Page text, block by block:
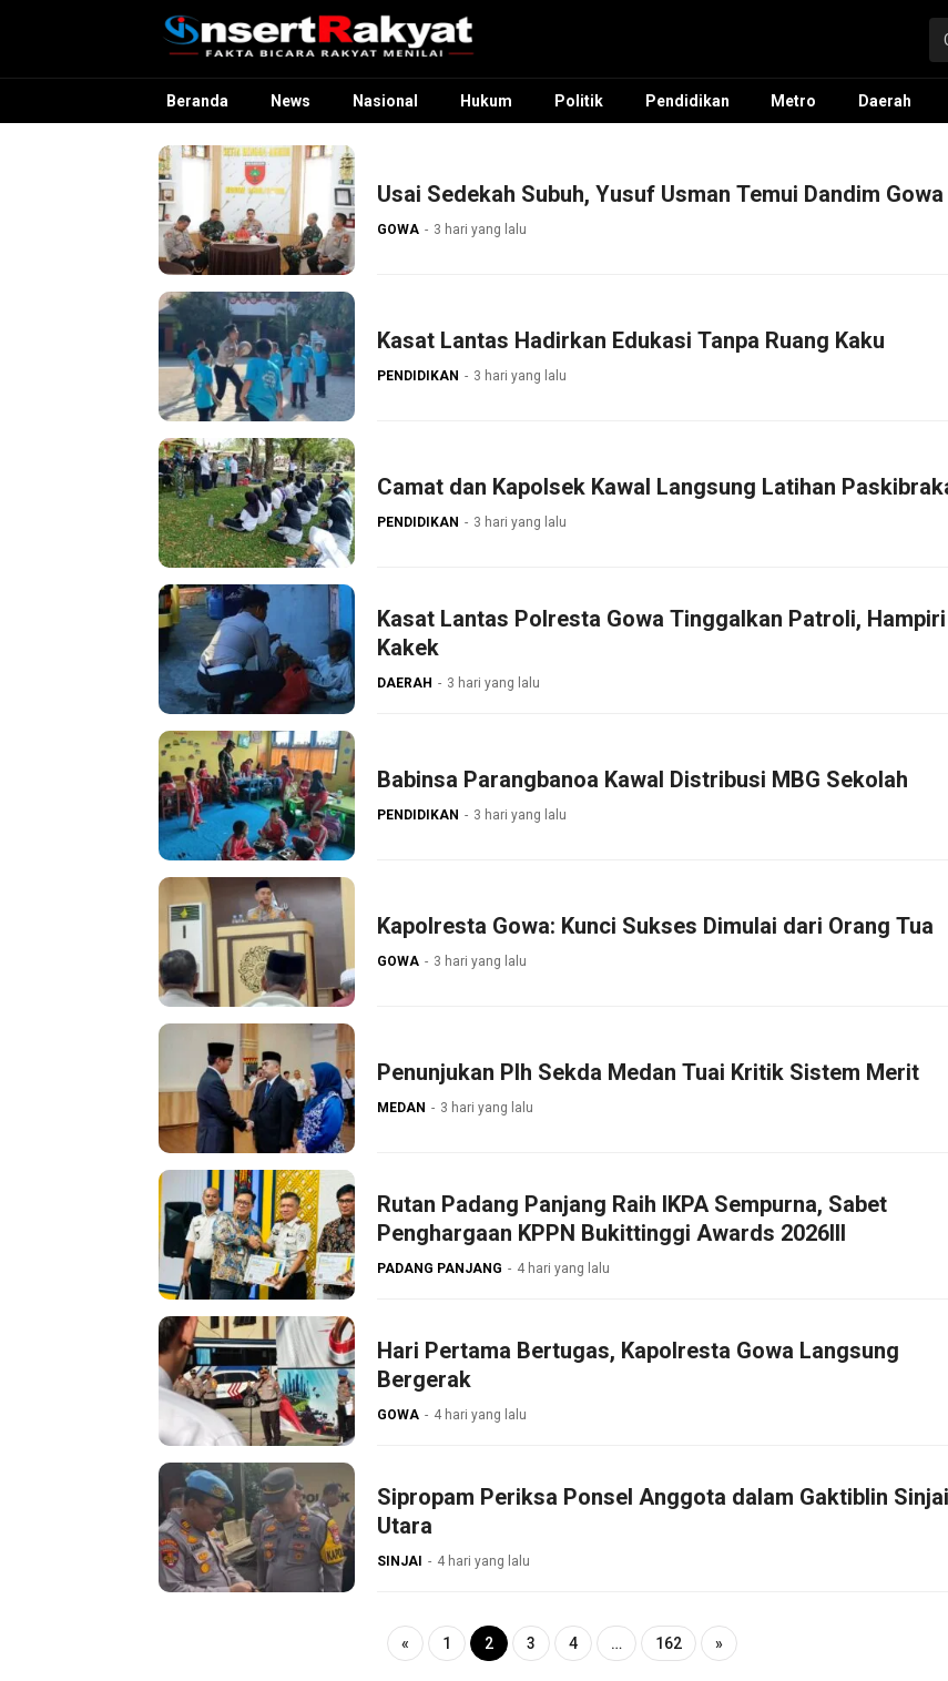
InsertRakyat.com
Fakta Bicara Rakyat Menilai
Beranda News Nasional Hukum Politik Pendidikan Metro Daerah
Usai Sedekah Subuh, Yusuf Usman Temui Dandim Gowa
GOWA 3 hari yang lalu
Kasat Lantas Hadirkan Edukasi Tanpa Ruang Kaku
PENDIDIKAN 3 hari yang lalu
Camat dan Kapolsek Kawal Langsung Latihan
PENDIDIKAN 3 hari yang lalu
Kasat Lantas Polresta Gowa Tinggalkan Patroli, Hampiri
Kakek
DAERAH 3 hari yang lalu
Babinsa Parangbanoa Kawal Distribusi MBG Sekolah
PENDIDIKAN 3 hari yang lalu
Kapolresta Gowa: Kunci Sukses Dimulai dari Orang Tua
GOWA 3 hari yang lalu
Penunjukan Plh Sekda Medan Tuai Kritik Sistem Merit
MEDAN 3 hari yang lalu
Rutan Padang Panjang Raih IKPA Sempurna, Sabet
Penghargaan KPPN Bukittinggi Awards 2026lll
PADANG PANJANG 4 hari yang lalu
Hari Pertama Bertugas, Kapolresta Gowa Langsung
Bergerak
GOWA 4 hari yang lalu
Sipropam Periksa Ponsel Anggota dalam Gaktiblin Sinjai
Utara
SINJAI 4 hari yang lalu
« 1 2 3 4 … 162 »